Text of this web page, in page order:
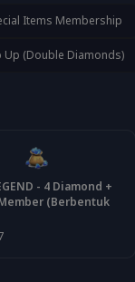
Items Membership
Up (Double Diamonds)
- 4 Diamond +
(Berbentuk